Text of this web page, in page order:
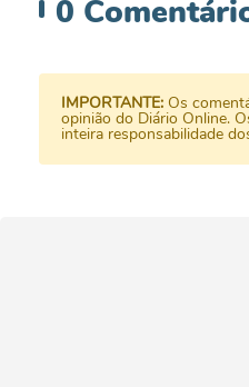
0
IMPORTANTE: Os
opinião do Diário Online.
inteira responsabilidade